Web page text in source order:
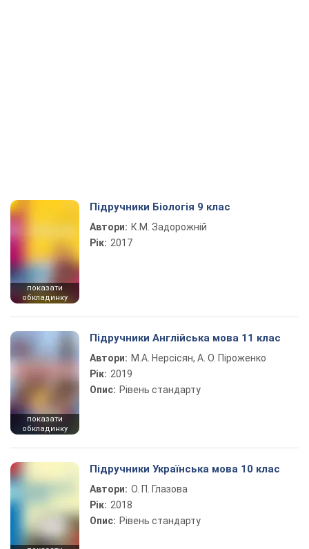
показати
обкладинку
Підручники Біологія 9 клас
Автори: К.М. Задорожній
Рік: 2017
показати
обкладинку
Підручники Англійська мова 11 клас
Автори: М.А. Нерсісян, А. О. Піроженко
Рік: 2019
Опис: Рівень стандарту
Підручники Українська мова 10 клас
Автори: О. П. Глазова
Рік: 2018
Опис: Рівень стандарту